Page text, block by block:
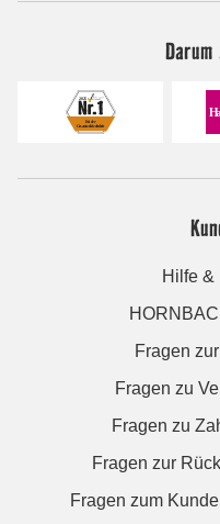
Darum
Hilfe &
Fragen
Fragen zu
Fragen zu
Fragen zur
Fragen zum